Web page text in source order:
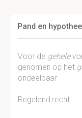
Pand en
Voor de gehele
genomen op het
ondeelbaar
Regelend recht